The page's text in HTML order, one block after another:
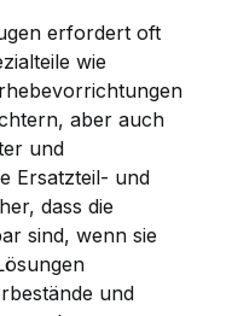
erfordert oft
wie
aber auch
und
Ersatzteil- und
dass die
sind, wenn sie
und